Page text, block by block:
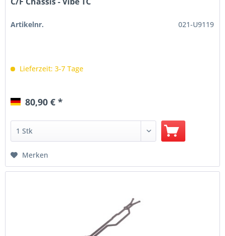
Artikelnr. 021-U9119
Lieferzeit: 3-7 Tage
80,90 € *
Merken